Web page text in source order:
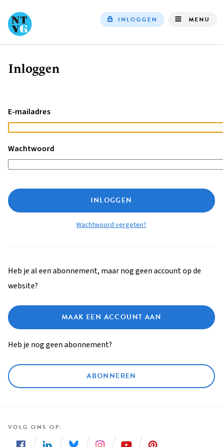
INLOGGEN MENU
Kruimelpad
Inloggen
E-mailadres
Wachtwoord
INLOGGEN
Wachtwoord vergeten?
Heb je al een abonnement, maar nog geen account op de
website?
MAAK EEN ACCOUNT AAN
Heb je nog geen abonnement?
ABONNEREN
VOLG ONS OP